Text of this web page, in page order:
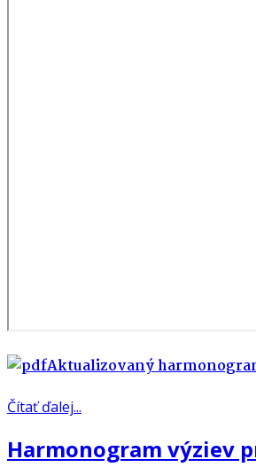
Aktualizovaný
Čítať ďalej...
Harmonogram výziev